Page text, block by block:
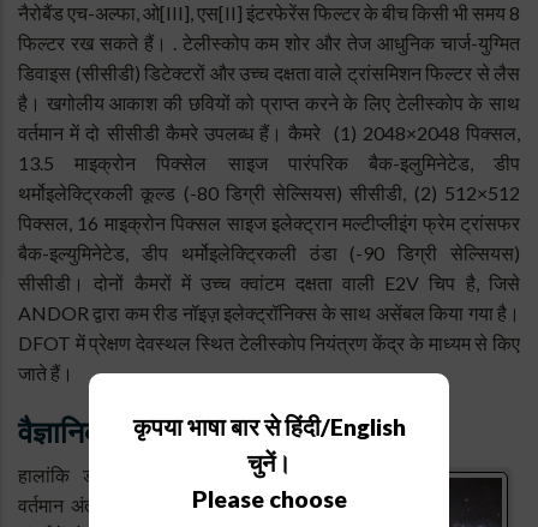
नैरोबैंड एच-अल्फा, ओ[III], एस[II] इंटरफेरेंस फिल्टर के बीच किसी भी समय 8
फिल्टर रख सकते हैं। . टेलीस्कोप कम शोर और तेज आधुनिक चार्ज-युग्मित
डिवाइस (सीसीडी) डिटेक्टरों और उच्च दक्षता वाले ट्रांसमिशन फिल्टर से लैस
है। खगोलीय आकाश की छवियों को प्राप्त करने के लिए टेलीस्कोप के साथ
वर्तमान में दो सीसीडी कैमरे उपलब्ध हैं। कैमरे (1) 2048×2048 पिक्सल,
13.5 माइक्रोन पिक्सेल साइज पारंपरिक बैक-इलुमिनेटेड, डीप
थर्मोइलेक्ट्रिकली कूल्ड (-80 डिग्री सेल्सियस) सीसीडी, (2) 512×512
पिक्सल, 16 माइक्रोन पिक्सल साइज इलेक्ट्रान मल्टीप्लीइंग फ्रेम ट्रांसफर
बैक-इल्युमिनेटेड, डीप थर्मोइलेक्ट्रिकली ठंडा (-90 डिग्री सेल्सियस)
सीसीडी। दोनों कैमरों में उच्च क्वांटम दक्षता वाली E2V चिप है, जिसे
ANDOR द्वारा कम रीड नॉइज़ इलेक्ट्रॉनिक्स के साथ असेंबल किया गया है।
DFOT में प्रेक्षण देवस्थल स्थित टेलीस्कोप नियंत्रण केंद्र के माध्यम से किए
जाते हैं।
वैज्ञानिक महत्व
हालांकि डीएफओटी का एपर्चर
वर्तमान अंतरराष्ट्रीय परिदृश्य के
कृपया भाषा बार से हिंदी/English
चुनें।
Please choose